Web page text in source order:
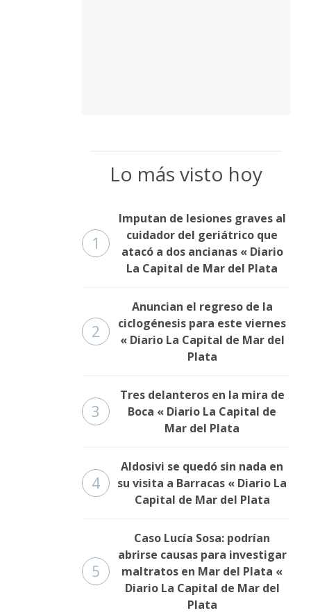
Lo más visto hoy
1
Imputan de lesiones graves al
cuidador del geriátrico que
atacó a dos ancianas « Diario
La Capital de Mar del Plata
2
Anuncian el regreso de la
ciclogénesis para este viernes
« Diario La Capital de Mar del
Plata
3
Tres delanteros en la mira de
Boca « Diario La Capital de
Mar del Plata
4
Aldosivi se quedó sin nada en
su visita a Barracas « Diario La
Capital de Mar del Plata
5
Caso Lucía Sosa: podrían
abrirse causas para investigar
maltratos en Mar del Plata «
Diario La Capital de Mar del
Plata